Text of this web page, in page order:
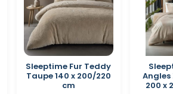
Sleeptime Fur Teddy
Taupe 140 x 200/220
cm
200 x